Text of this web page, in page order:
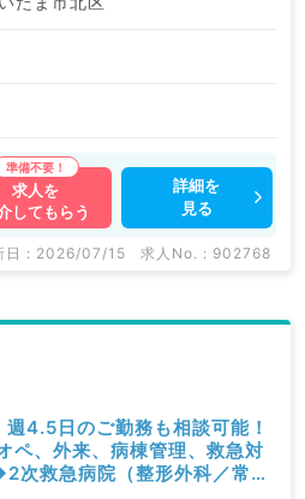
求人を
してもらう
詳細を
見る
日 : 2026/07/15 求人No. : 902768
週4.5日のご勤務も相談可能！
、外来、病棟管理、救急対
次救急病院（整形外科／常